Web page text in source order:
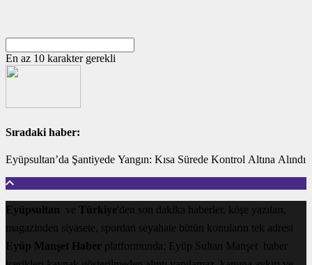
En az 10 karakter gerekli
Sıradaki haber:
Eyüpsultan’da Şantiyede Yangın: Kısa Sürede Kontrol Altına Alındı
Eyüpsultan ve Türkiye'den son dakika haberler, köşe yazıları,
magazinden siyasete, spordan seyahate bütün konuların tek adresi
Eyüp Manşet Haber platformunda; Eyüp Sultan Manşet haber